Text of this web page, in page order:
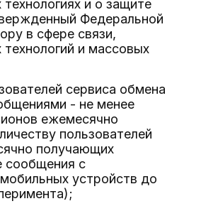
и о защите
Федеральной
в сфере связи,
и массовых
сервиса обмена
- не менее
ежемесячно
пользователей
получающих
сообщения с
устройств до